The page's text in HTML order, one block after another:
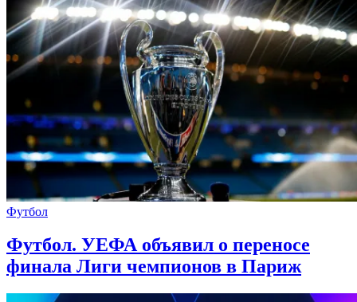
Футбол
Футбол. УЕФА объявил о переносе
финала Лиги чемпионов в Париж